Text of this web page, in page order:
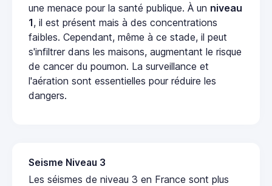
une menace pour la santé publique. À un niveau
1, il est présent mais à des concentrations
faibles. Cependant, même à ce stade, il peut
s'infiltrer dans les maisons, augmentant le risque
de cancer du poumon. La surveillance et
l'aération sont essentielles pour réduire les
dangers.
Seisme Niveau 3
Les séismes de niveau 3 en France sont plus